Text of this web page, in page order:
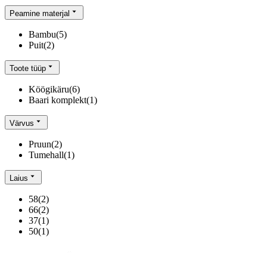
Peamine materjal
Bambu(5)
Puit(2)
Toote tüüp
Köögikäru(6)
Baari komplekt(1)
Värvus
Pruun(2)
Tumehall(1)
Laius
58(2)
66(2)
37(1)
50(1)